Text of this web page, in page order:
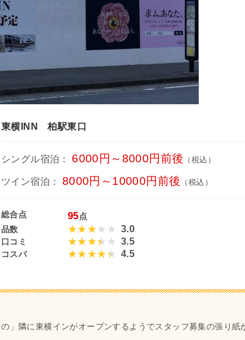
東横INN 柏駅東口
シングル宿泊： 6000円～8000円前後 （税込）
ツイン宿泊： 8000円～10000円前後 （税込）
総合点 95点
品数
3.0
口コミ 3.5
コスパ 4.5
」隣に東横インがオープンするようでスタッフ募集の張り紙